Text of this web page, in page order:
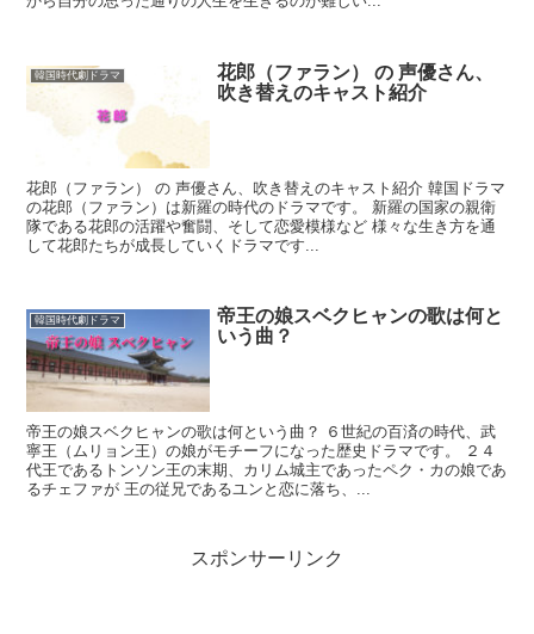
韓国時代劇ドラマ
花郎（ファラン） の 声優さん、
吹き替えのキャスト紹介
花郎（ファラン） の 声優さん、吹き替えのキャスト紹介 韓国ドラマ
の花郎（ファラン）は新羅の時代のドラマです。 新羅の国家の親衛
隊である花郎の活躍や奮闘、そして恋愛模様など 様々な生き方を通
して花郎たちが成長していくドラマです...
韓国時代劇ドラマ
帝王の娘スベクヒャンの歌は何と
いう曲？
帝王の娘スベクヒャンの歌は何という曲？ ６世紀の百済の時代、武
寧王（ムリョン王）の娘がモチーフになった歴史ドラマです。 ２４
代王であるトンソン王の末期、カリム城主であったペク・カの娘であ
るチェファが 王の従兄であるユンと恋に落ち、...
スポンサーリンク